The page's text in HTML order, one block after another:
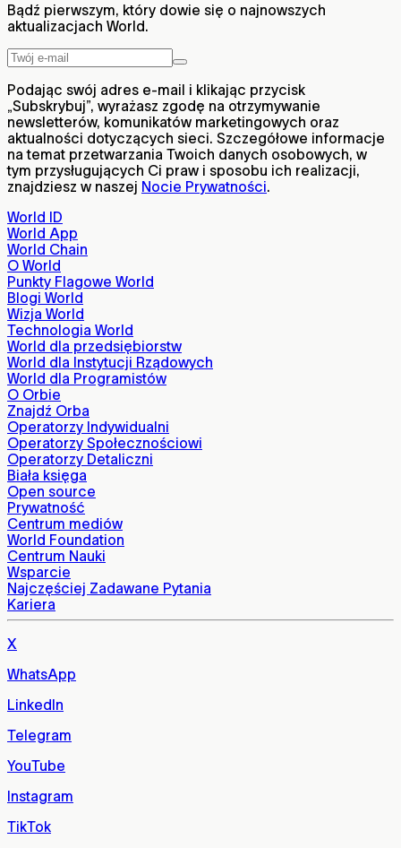
Bądź pierwszym, który dowie się o najnowszych
aktualizacjach World.
Podając swój adres e-mail i klikając przycisk
„Subskrybuj”, wyrażasz zgodę na otrzymywanie
newsletterów, komunikatów marketingowych oraz
aktualności dotyczących sieci. Szczegółowe informacje
na temat przetwarzania Twoich danych osobowych, w
tym przysługujących Ci praw i sposobu ich realizacji,
znajdziesz w naszej Nocie Prywatności.
World ID
World App
World Chain
O World
Punkty Flagowe World
Blogi World
Wizja World
Technologia World
World dla przedsiębiorstw
World dla Instytucji Rządowych
World dla Programistów
O Orbie
Znajdź Orba
Operatorzy Indywidualni
Operatorzy Społecznościowi
Operatorzy Detaliczni
Biała księga
Open source
Prywatność
Centrum mediów
World Foundation
Centrum Nauki
Wsparcie
Najczęściej Zadawane Pytania
Kariera
X
WhatsApp
LinkedIn
Telegram
YouTube
Instagram
TikTok